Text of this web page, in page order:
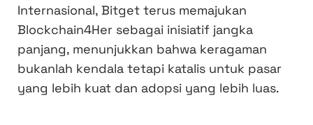
Internasional, Bitget terus memajukan
Blockchain4Her sebagai inisiatif jangka
panjang, menunjukkan bahwa keragaman
bukanlah kendala tetapi katalis untuk pasar
yang lebih kuat dan adopsi yang lebih luas.